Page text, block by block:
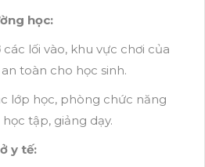
học:
lối vào, khu vực chơi của
toàn cho học sinh.
lớp học, phòng chức năng
tập, giảng dạy.
y tế: